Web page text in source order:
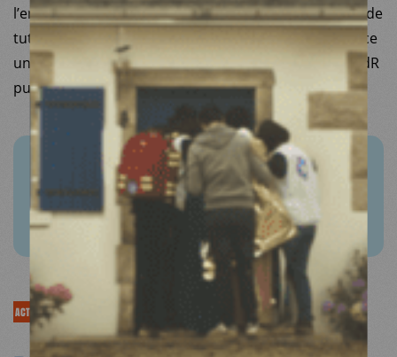
l’ensemble du réseau de RdR ainsi que des autorités de
tutelle afin que les équipes souhaitant mettre en place
un dispositif d’analyse de drogues comme outil de RdR
puissent s’en inspirer.
Analyse de drogues comme outil de
réduction des risques
ACTUALITÉS